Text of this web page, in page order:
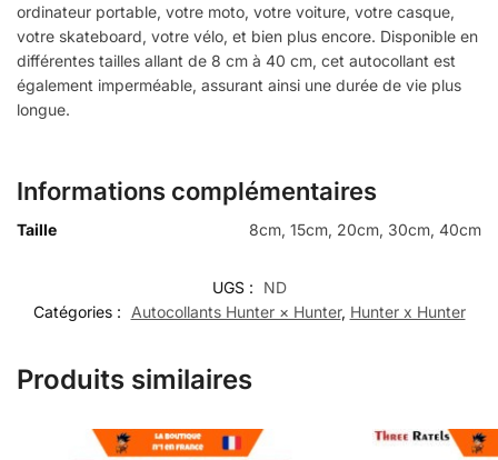
ordinateur portable, votre moto, votre voiture, votre casque,
votre skateboard, votre vélo, et bien plus encore. Disponible en
différentes tailles allant de 8 cm à 40 cm, cet autocollant est
également imperméable, assurant ainsi une durée de vie plus
longue.
Informations complémentaires
Taille 8cm, 15cm, 20cm, 30cm, 40cm
UGS :
ND
Catégories :
Autocollants Hunter × Hunter, Hunter x Hunter
Produits similaires